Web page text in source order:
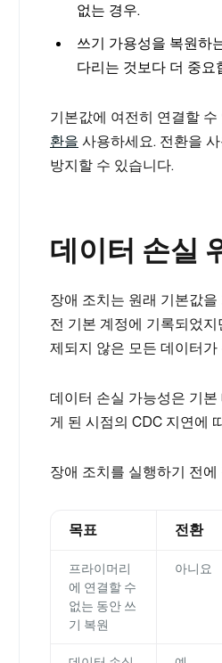
없는 경우.
쓰기 가용성을 복원하
다리는 것보다 더 중요
기본값에 여전히 연결할
환을 사용하세요. 전환을
방지할 수 있습니다.
데이터 손실
장애 조치는 원래 기본값
전 기본 계정에 기록되었
제되지 않은 모든 데이터
데이터 손실 가능성은 기
게 된 시점의 CDC 지연에
장애 조치를 실행하기 전
목표 전환
프라이머리
에 연결할 수
없는 동안 쓰
기 복원
아니요